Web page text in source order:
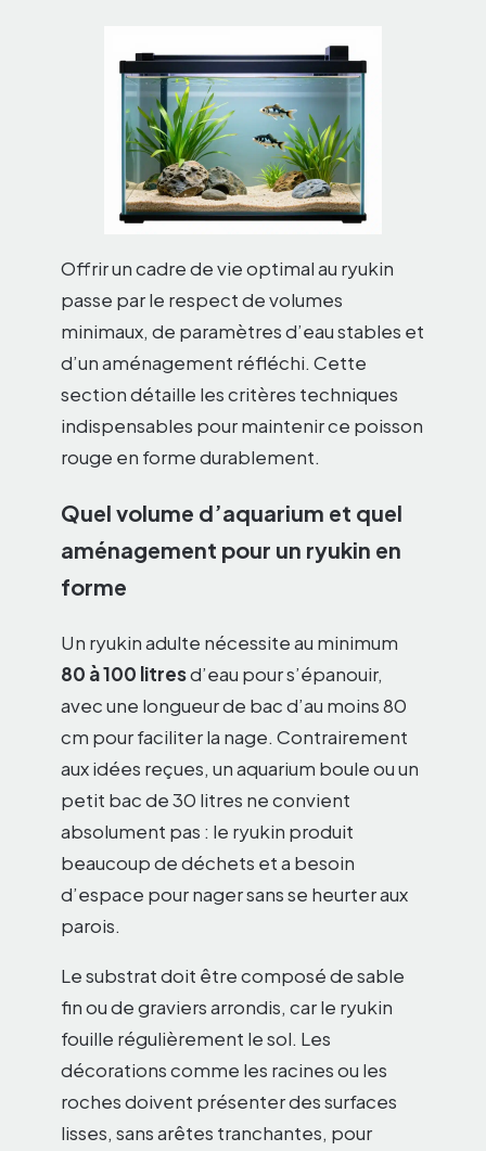
Offrir un cadre de vie optimal au ryukin
passe par le respect de volumes
minimaux, de paramètres d’eau stables et
d’un aménagement réfléchi. Cette
section détaille les critères techniques
indispensables pour maintenir ce poisson
rouge en forme durablement.
Quel volume d’aquarium et quel
aménagement pour un ryukin en
forme
Un ryukin adulte nécessite au minimum
80 à 100 litresd’eau pour s’épanouir,
avec une longueur de bac d’au moins 80
cm pour faciliter la nage. Contrairement
aux idées reçues, un aquarium boule ou un
petit bac de 30 litres ne convient
absolument pas : le ryukin produit
beaucoup de déchets et a besoin
d’espace pour nager sans se heurter aux
parois.
Le substrat doit être composé de sable
fin ou de graviers arrondis, car le ryukin
fouille régulièrement le sol. Les
décorations comme les racines ou les
roches doivent présenter des surfaces
lisses, sans arêtes tranchantes, pour